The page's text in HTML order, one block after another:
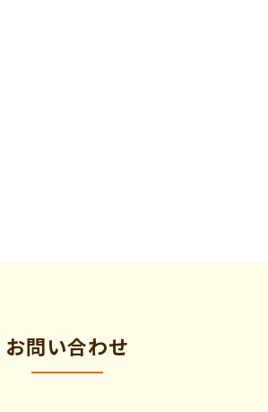
お問い合わせ